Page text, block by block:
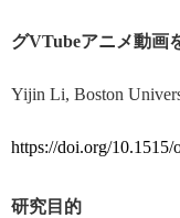
グVTubeアニメ動画
Yijin Li, Boston
https://doi.org/10.1515/
研究目的